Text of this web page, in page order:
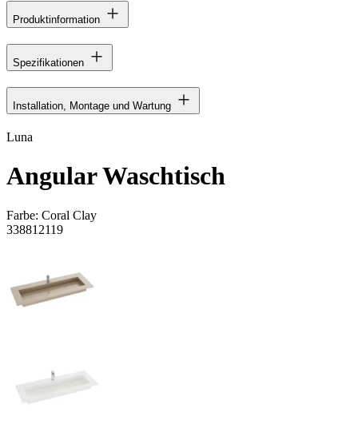
Produktinformation
Spezifikationen
Installation, Montage und Wartung
Luna
Angular Waschtisch
Farbe: Coral Clay
338812119